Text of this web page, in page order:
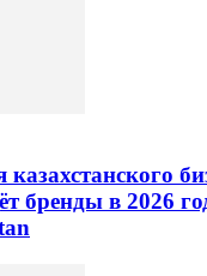
бренды в 2026